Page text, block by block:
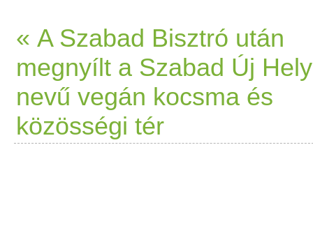
fogás, amit maximum egy
Ennek a receptnek az
megfelelően válogattuk
céklásvegánrizottó
« A Szabad Bisztró után
megnyílt a Szabad Új Hely
nevű vegán kocsma és
közösségi tér